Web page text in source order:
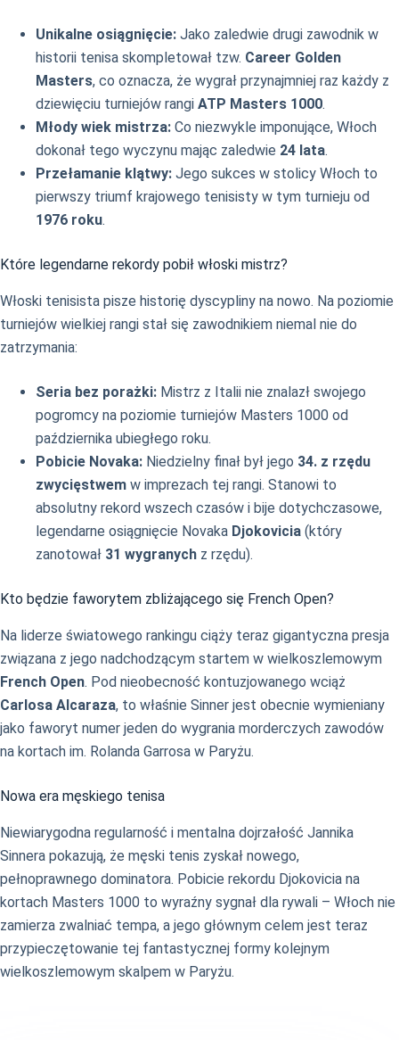
Unikalne osiągnięcie: Jako zaledwie drugi zawodnik w
historii tenisa skompletował tzw. Career Golden
Masters, co oznacza, że wygrał przynajmniej raz każdy z
dziewięciu turniejów rangi ATP Masters 1000.
Młody wiek mistrza: Co niezwykle imponujące, Włoch
dokonał tego wyczynu mając zaledwie 24 lata.
Przełamanie klątwy: Jego sukces w stolicy Włoch to
pierwszy triumf krajowego tenisisty w tym turnieju od
1976 roku.
Które legendarne rekordy pobił włoski mistrz?
Włoski tenisista pisze historię dyscypliny na nowo. Na poziomie
turniejów wielkiej rangi stał się zawodnikiem niemal nie do
zatrzymania:
Seria bez porażki: Mistrz z Italii nie znalazł swojego
pogromcy na poziomie turniejów Masters 1000 od
października ubiegłego roku.
Pobicie Novaka: Niedzielny finał był jego 34. z rzędu
zwycięstwem w imprezach tej rangi. Stanowi to
absolutny rekord wszech czasów i bije dotychczasowe,
legendarne osiągnięcie Novaka Djokovicia (który
zanotował 31 wygranych z rzędu).
Kto będzie faworytem zbliżającego się French Open?
Na liderze światowego rankingu ciąży teraz gigantyczna presja
związana z jego nadchodzącym startem w wielkoszlemowym
French Open. Pod nieobecność kontuzjowanego wciąż
Carlosa Alcaraza, to właśnie Sinner jest obecnie wymieniany
jako faworyt numer jeden do wygrania morderczych zawodów
na kortach im. Rolanda Garrosa w Paryżu.
Nowa era męskiego tenisa
Niewiarygodna regularność i mentalna dojrzałość Jannika
Sinnera pokazują, że męski tenis zyskał nowego,
pełnoprawnego dominatora. Pobicie rekordu Djokovicia na
kortach Masters 1000 to wyraźny sygnał dla rywali – Włoch nie
zamierza zwalniać tempa, a jego głównym celem jest teraz
przypieczętowanie tej fantastycznej formy kolejnym
wielkoszlemowym skalpem w Paryżu.